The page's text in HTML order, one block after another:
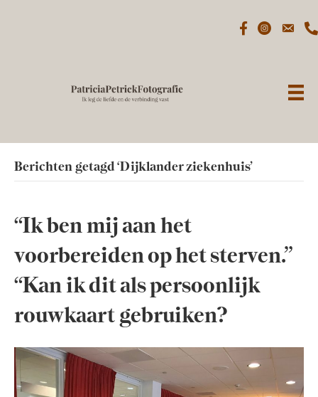
Berichten getagd ‘Dijklander ziekenhuis’
“Ik ben mij aan het
voorbereiden op het sterven.”
“Kan ik dit als persoonlijk
rouwkaart gebruiken?